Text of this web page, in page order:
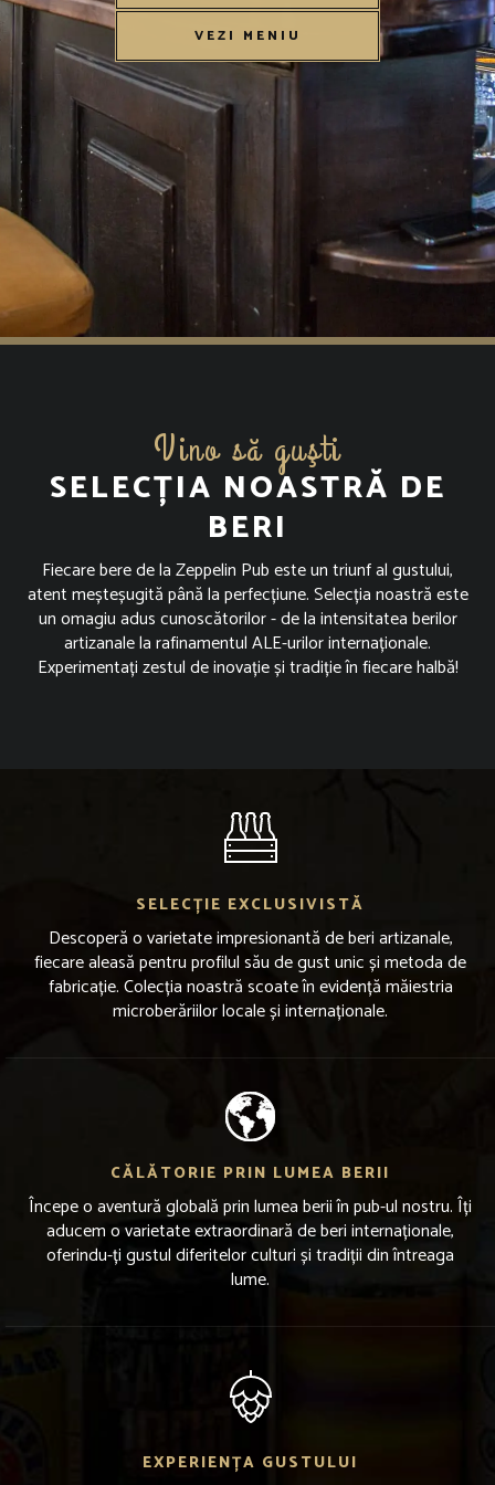
VEZI MENIU
Vino să guşti
SELECȚIA NOASTRĂ DE
BERI
Fiecare bere de la Zeppelin Pub este un triunf al gustului,
atent meșteșugită până la perfecțiune. Selecția noastră este
un omagiu adus cunoscătorilor - de la intensitatea berilor
artizanale la rafinamentul ALE-urilor internaționale.
Experimentați zestul de inovație și tradiție în fiecare halbă!
SELECȚIE EXCLUSIVISTĂ
Descoperă o varietate impresionantă de beri artizanale,
fiecare aleasă pentru profilul său de gust unic și metoda de
fabricație. Colecția noastră scoate în evidență măiestria
microberăriilor locale și internaționale.
CĂLĂTORIE PRIN LUMEA BERII
Începe o aventură globală prin lumea berii în pub-ul nostru. Îți
aducem o varietate extraordinară de beri internaționale,
oferindu-ți gustul diferitelor culturi și tradiții din întreaga
lume.
EXPERIENȚA GUSTULUI